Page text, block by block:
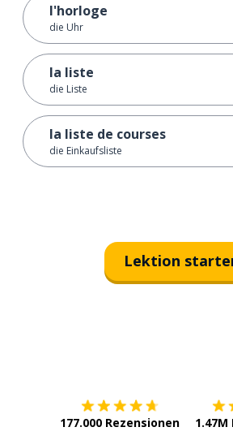
l'horloge
die Uhr
la liste
die Liste
la liste de courses
die Einkaufsliste
Lektion
177.000 Rezensionen